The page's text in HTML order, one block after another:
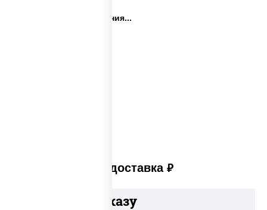
Закуски на день рождения...
Платная доставка руб
Добавьте к заказу